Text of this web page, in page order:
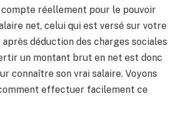
compte réellement pour le pouvoir
net, celui qui est versé sur votre
déduction des charges sociales
un montant brut en net est donc
connaître son vrai salaire. Voyons
effectuer facilement ce